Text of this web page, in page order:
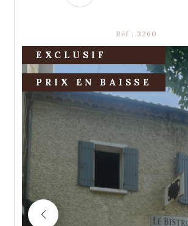
Réf : 3260
EXCLUSIF
PRIX EN BAISSE